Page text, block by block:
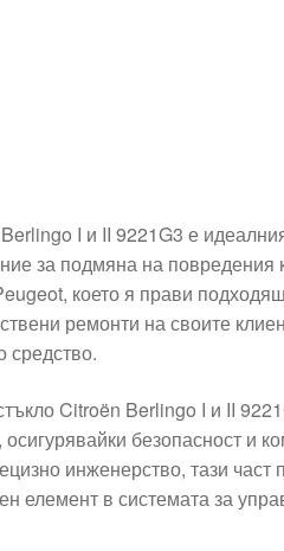
I и II 9221G3 е
за подмяна на повредения
което я прави
ремонти на своите
средство.
Citroën Berlingo I и II
безопасност и
инженерство, тази част
елемент в системата за